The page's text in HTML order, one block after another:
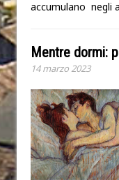
accumulano negli
Mentre dormi:
14 marzo 2023